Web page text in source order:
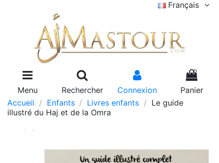
Français
Menu Rechercher Connexion
0
Panier
Accueil
Enfants Livres enfants
Le guide
illustré du Haj et de la Omra